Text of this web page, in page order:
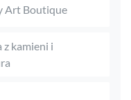
Art Boutique
z kamieni i